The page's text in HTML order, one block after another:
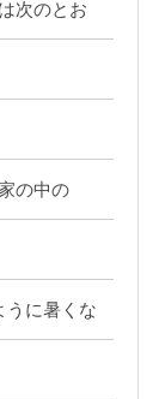
次のとお
の中の
うに暑くな